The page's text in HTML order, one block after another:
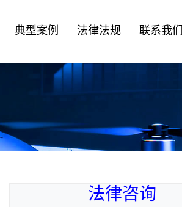
典型案例 法律法规 联系我们
法律咨询